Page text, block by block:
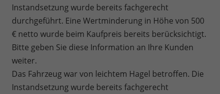
Instandsetzung wurde bereits fachgerecht
durchgeführt. Eine Wertminderung in Höhe von 500
€ netto wurde beim Kaufpreis bereits berücksichtigt.
Bitte geben Sie diese Information an Ihre Kunden
weiter.
Das Fahrzeug war von leichtem Hagel betroffen. Die
Instandsetzung wurde bereits fachgerecht